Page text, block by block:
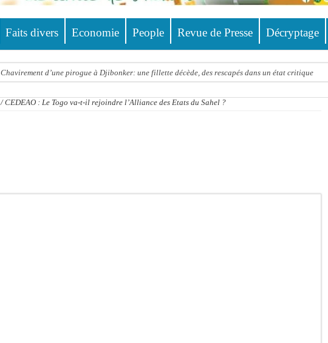
Faits divers Economie People Revue de Presse Décryptage
Chavirement d’une pirogue à Djibonker: une fillette décède, des rescapés dans un état critique
Kamb, l’Inspecteur de la jeunesse et des sports Guéladio Ba en tournée, un important lot de
Le Sénégal bénéficie de trois nouveaux financements de la Banque mondiale d’un montant
/ CEDEAO : Le Togo va-t-il rejoindre l’Alliance des Etats du Sahel ?